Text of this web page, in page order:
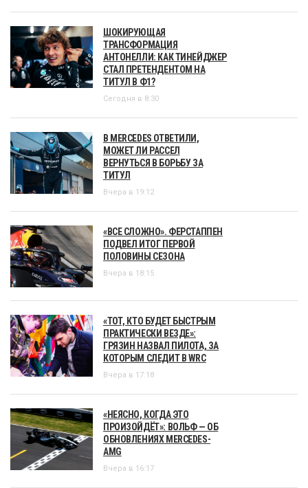
ШОКИРУЮЩАЯ
ТРАНСФОРМАЦИЯ
АНТОНЕЛЛИ: КАК ТИНЕЙДЖЕР
СТАЛ ПРЕТЕНДЕНТОМ НА
ТИТУЛ В Ф1?
Сегодня в 8:30
В MERCEDES ОТВЕТИЛИ,
МОЖЕТ ЛИ РАССЕЛ
ВЕРНУТЬСЯ В БОРЬБУ ЗА
ТИТУЛ
Вчера в 19:12
«ВСЕ СЛОЖНО». ФЕРСТАППЕН
ПОДВЕЛ ИТОГ ПЕРВОЙ
ПОЛОВИНЫ СЕЗОНА
Вчера в 18:15
«ТОТ, КТО БУДЕТ БЫСТРЫМ
ПРАКТИЧЕСКИ ВЕЗДЕ»:
ГРЯЗИН НАЗВАЛ ПИЛОТА, ЗА
КОТОРЫМ СЛЕДИТ В WRC
Вчера в 17:18
«НЕЯСНО, КОГДА ЭТО
ПРОИЗОЙДЁТ»: ВОЛЬФ — ОБ
ОБНОВЛЕНИЯХ MERCEDES-
AMG
Вчера в 16:17